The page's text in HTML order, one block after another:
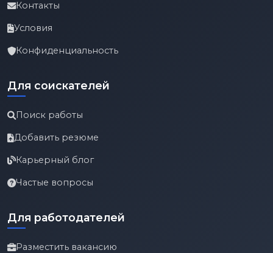
Контакты
Условия
Конфиденциальность
Для соискателей
Поиск работы
Добавить резюме
Карьерный блог
Частые вопросы
Для работодателей
Разместить вакансию